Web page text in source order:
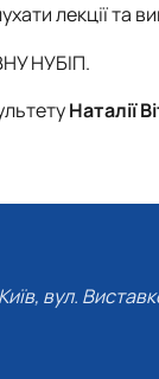
лекції та
НУБІП.
Наталії
вул.